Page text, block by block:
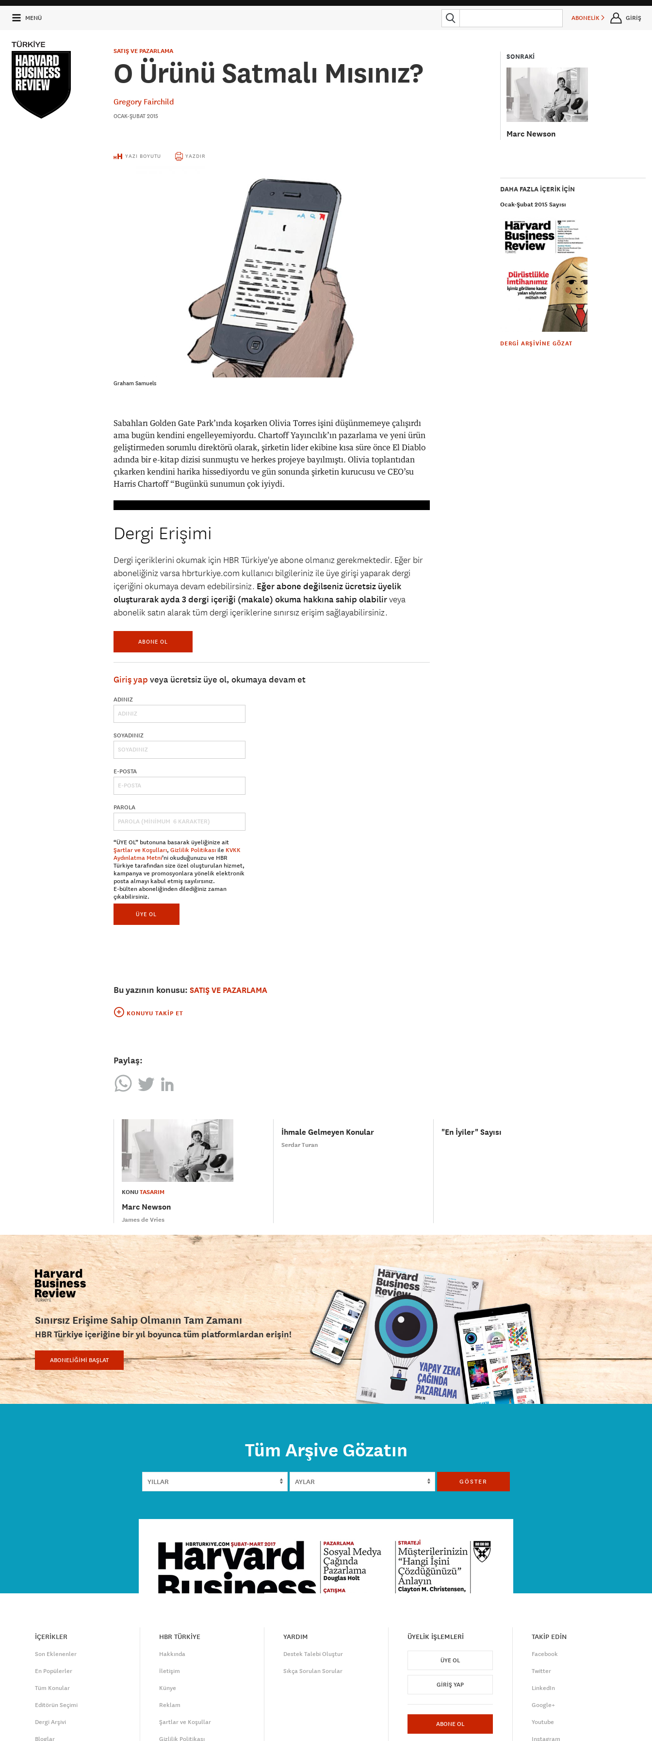
MENÜ ABONELİK GİRİŞ
SONRAKİ
Marc Newson
SATIŞ VE PAZARLAMA
O Ürünü Satmalı Mısınız?
Gregory Fairchild
OCAK-ŞUBAT 2015
YAZI BOYUTU YAZDIR
DAHA FAZLA IÇERIK IÇIN
Ocak-Şubat 2015 Sayısı
DERGI ARŞIVINE GÖZAT
Graham Samuels
Sabahları Golden Gate Park’ında koşarken Olivia Torres işini düşünmemeye çalışırdı
ama bugün kendini engelleyemiyordu. Chartoff Yayıncılık’ın pazarlama ve yeni ürün
geliştirmeden sorumlu direktörü olarak, şirketin lider ekibine kısa süre önce El Diablo
adında bir e-kitap dizisi sunmuştu ve herkes projeye bayılmıştı. Olivia toplantıdan
çıkarken kendini harika hissediyordu ve gün sonunda şirketin kurucusu ve CEO’su
Harris Chartoff “Bugünkü sunumun çok iyiydi.
Dergi Erişimi
Dergi içeriklerini okumak için HBR Türkiye'ye abone olmanız gerekmektedir. Eğer bir
aboneliğiniz varsa hbrturkiye.com kullanıcı bilgileriniz ile üye girişi yaparak dergi
içeriğini okumaya devam edebilirsiniz. Eğer abone değilseniz ücretsiz üyelik
oluşturarak ayda 3 dergi içeriği (makale) okuma hakkına sahip olabilirveya
abonelik satın alarak tüm dergi içeriklerine sınırsız erişim sağlayabilirsiniz.
ABONE OL
Giriş yap veya ücretsiz üye ol, okumaya devam et
ADINIZ
SOYADINIZ
E-POSTA
PAROLA
“ÜYE OL” butonuna basarak üyeliğinize ait
Şartlar ve Koşulları, Gizlilik Politikası ile KVKK
Aydınlatma Metni’ni okuduğunuzu ve HBR
Türkiye tarafından size özel oluşturulan hizmet,
kampanya ve promosyonlara yönelik elektronik
posta almayı kabul etmiş sayılırsınız.
E-bülten aboneliğinden dilediğiniz zaman
çıkabilirsiniz.
ÜYE OL
Bu yazının konusu: SATIŞ VE PAZARLAMA
KONUYU TAKIP ET
Paylaş:
KONUTASARIM
Marc Newson
James de Vries
İhmale Gelmeyen Konular
Serdar Turan
"En İyiler" Sayısı
Sınırsız Erişime Sahip Olmanın Tam Zamanı
HBR Türkiye içeriğine bir yıl boyunca tüm platformlardan erişin!
ABONELİĞİMİ BAŞLAT
Tüm Arşive Gözatın
GÖSTER
İÇERİKLER
Son Eklenenler
En Popülerler
Tüm Konular
Editörün Seçimi
Dergi Arşivi
Bloglar
HBR TÜRKİYE
Hakkında
İletişim
Künye
Reklam
Şartlar ve Koşullar
Gizlilik Politikası
YARDIM
Destek Talebi Oluştur
Sıkça Sorulan Sorular
ÜYELİK İŞLEMLERİ
ÜYE OL
GIRIŞ YAP
ABONE OL
TAKİP EDİN
Facebook
Twitter
LinkedIn
Google+
Youtube
Instagram